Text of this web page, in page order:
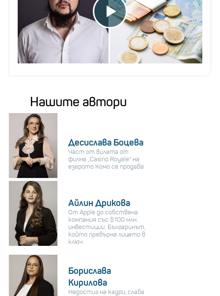
Нашите автори
Десислава Боцева
Част от вилата от
филма „Casino Royale“ на
езерото Комо се продава
Айлин Дрикова
От Apple до собствена
компания със $100 млн.
инвестиции: Българинът,
който превърна лицето в
ключ
Борислава
Кирилова
Недостиг на кадри, слаба